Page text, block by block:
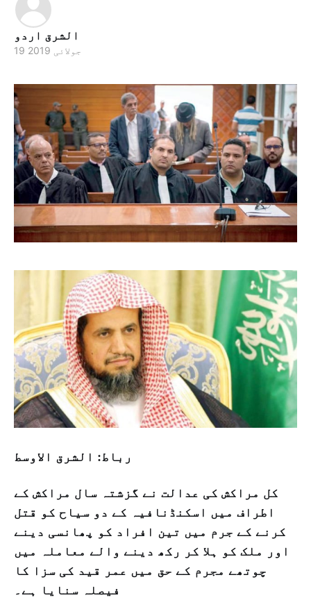
الشرق اردو
19 جولائی 2019
رباط: الشرق الاوسط
کل مراکش کی عدالت نے گزشتہ سال مراکش کے
اطراف میں اسکنڈنافیہ کے دو سیاح کو قتل
کرنے کے جرم میں تین افراد کو پھانسی دینے
اور ملک کو ہلا کر رکھ دینے والے معاملہ میں
چوتھے مجرم کے حق میں عمر قید کی سزا کا
فیصلہ سنایا ہے۔